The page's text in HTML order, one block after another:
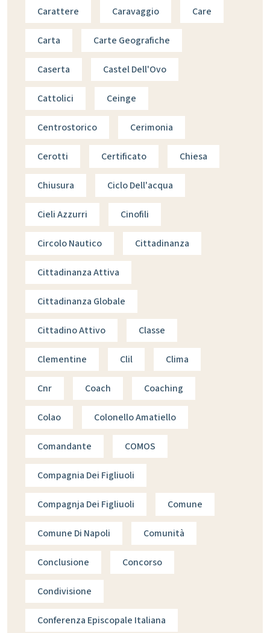
Carattere Caravaggio Care
Carta Carte Geografiche
Caserta Castel Dell'Ovo
Cattolici Ceinge
Centrostorico Cerimonia
Cerotti Certificato Chiesa
Chiusura Ciclo Dell'acqua
Cieli Azzurri Cinofili
Circolo Nautico Cittadinanza
Cittadinanza Attiva
Cittadinanza Globale
Cittadino Attivo Classe
Clementine Clil Clima
Cnr Coach Coaching
Colao Colonello Amatiello
Comandante COMOS
Compagnia Dei Figliuoli
Compagnja Dei Figliuoli Comune
Comune Di Napoli Comunità
Conclusione Concorso
Condivisione
Conferenza Episcopale Italiana